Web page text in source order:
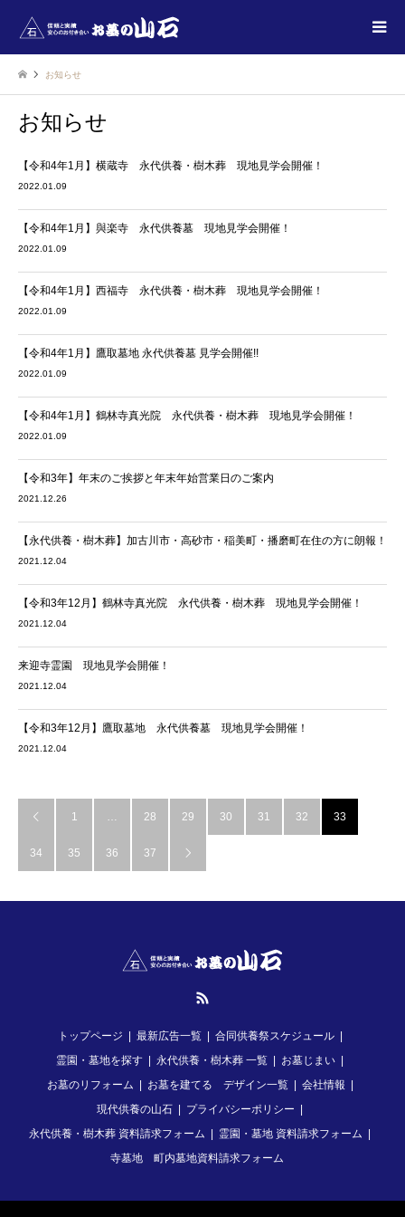
お知らせ
お知らせ
【令和4年1月】横蔵寺 永代供養・樹木葬 現地見学会開催！
2022.01.09
【令和4年1月】與楽寺 永代供養墓 現地見学会開催！
2022.01.09
【令和4年1月】西福寺 永代供養・樹木葬 現地見学会開催！
2022.01.09
【令和4年1月】鷹取墓地 永代供養墓 見学会開催!!
2022.01.09
【令和4年1月】鶴林寺真光院 永代供養・樹木葬 現地見学会開催！
2022.01.09
【令和3年】年末のご挨拶と年末年始営業日のご案内
2021.12.26
【永代供養・樹木葬】加古川市・高砂市・稲美町・播磨町在住の方に朗報！
2021.12.04
【令和3年12月】鶴林寺真光院 永代供養・樹木葬 現地見学会開催！
2021.12.04
来迎寺霊園 現地見学会開催！
2021.12.04
【令和3年12月】鷹取墓地 永代供養墓 現地見学会開催！
2021.12.04
 1 … 28 29 30 31 32 33
34 35 36 37 
トップページ 最新広告一覧
合同供養祭スケジュール
霊園・墓地を探す
永代供養・樹木葬 一覧
お墓じまい
お墓のリフォーム
お墓を建てる デザイン一覧
会社情報
現代供養の山石
プライバシーポリシー
永代供養・樹木葬 資料請求フォーム
霊園・墓地 資料請求フォーム
寺墓地 町内墓地資料請求フォーム